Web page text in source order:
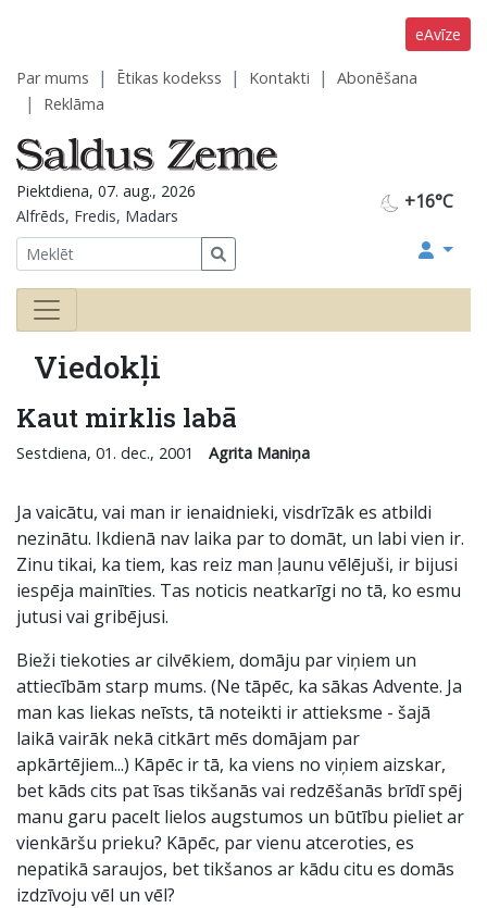
eAvīze
Par mums Ētikas kodekss Kontakti
Abonēšana
Reklāma
+16°C
Piektdiena, 07. aug., 2026
Alfrēds, Fredis, Madars
Viedokļi
Kaut mirklis labā
Sestdiena, 01. dec., 2001 Agrita Maniņa
Ja vaicātu, vai man ir ienaidnieki, visdrīzāk es atbildi
nezinātu. Ikdienā nav laika par to domāt, un labi vien ir.
Zinu tikai, ka tiem, kas reiz man ļaunu vēlējuši, ir bijusi
iespēja mainīties. Tas noticis neatkarīgi no tā, ko esmu
jutusi vai gribējusi.
Bieži tiekoties ar cilvēkiem, domāju par viņiem un
attiecībām starp mums. (Ne tāpēc, ka sākas Advente. Ja
man kas liekas neīsts, tā noteikti ir attieksme - šajā
laikā vairāk nekā citkārt mēs domājam par
apkārtējiem...) Kāpēc ir tā, ka viens no viņiem aizskar,
bet kāds cits pat īsas tikšanās vai redzēšanās brīdī spēj
manu garu pacelt lielos augstumos un būtību pieliet ar
vienkāršu prieku? Kāpēc, par vienu atceroties, es
nepatikā saraujos, bet tikšanos ar kādu citu es domās
izdzīvoju vēl un vēl?